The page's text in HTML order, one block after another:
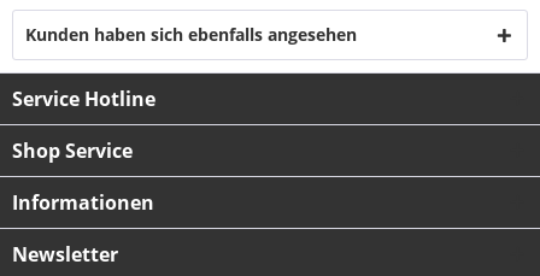
Kunden haben sich ebenfalls angesehen
Service Hotline
Shop Service
Informationen
Newsletter